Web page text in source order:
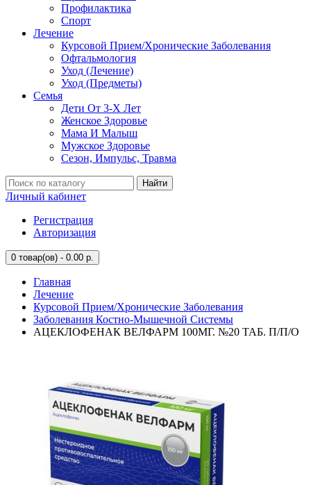
Профилактика
Спорт
Лечение
Курсовой Прием/Хронические Заболевания
Офтальмология
Уход (Лечение)
Уход (Предметы)
Семья
Дети От 3-Х Лет
Женское Здоровье
Мама И Малыш
Мужское Здоровье
Сезон, Импульс, Травма
Найти
Личный кабинет
Регистрация
Авторизация
0 товар(ов) - 0.00 р.
Главная
Лечение
Курсовой Прием/Хронические Заболевания
Заболевания Костно-Мышечной Системы
АЦЕКЛОФЕНАК ВЕЛФАРМ 100МГ. №20 ТАБ. П/П/О